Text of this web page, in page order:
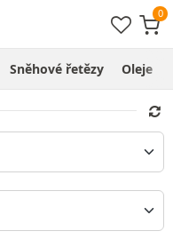
Sněhové řetězy Oleje